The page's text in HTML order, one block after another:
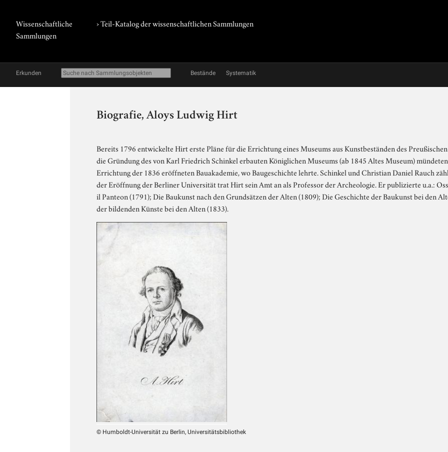
Wissenschaftliche
Sammlungen
› Teil-Katalog der wissenschaftlichen Sammlungen
Erkunden Bestände Systematik
Biografie, Aloys Ludwig Hirt
Bereits 1796 entwickelte Hirt erste Pläne für die Errichtung eines Museums aus Kunstbeständen des
die Gründung des von Karl Friedrich Schinkel erbauten Königlichen Museums (ab 1845 Altes Museum)
Errichtung der 1836 eröffneten Bauakademie, wo Baugeschichte lehrte. Schinkel und Christian Daniel Rauch
der Eröffnung der Berliner Universität trat Hirt sein Amt an als Professor der Archeologie. Er publizierte u.a.:
il Panteon (1791); Die Baukunst nach den Grundsätzen der Alten (1809); Die Geschichte der Baukunst bei den
der bildenden Künste bei den Alten (1833).
© Humboldt-Universität zu Berlin, Universitätsbibliothek